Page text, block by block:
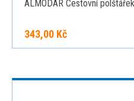
ALMODAR Cestovní
343,00 Kč